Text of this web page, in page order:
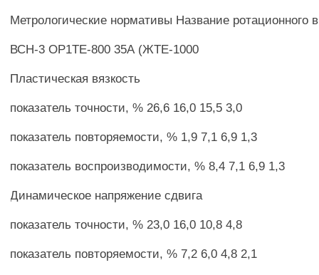
Метрологические нормативы Название ротационного
ВСН-3 ОР1ТЕ-800 35А (ЖТЕ-1000
Пластическая вязкость
показатель точности, % 26,6 16,0 15,5 3,0
показатель повторяемости, % 1,9 7,1 6,9 1,3
показатель воспроизводимости, % 8,4 7,1 6,9 1,3
Динамическое напряжение сдвига
показатель точности, % 23,0 16,0 10,8 4,8
показатель повторяемости, % 7,2 6,0 4,8 2,1